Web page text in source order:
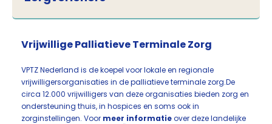
Vrijwillige Palliatieve Terminale Zorg
VPTZ Nederland is de koepel voor lokale en regionale
vrijwilligers­organisaties in de palliatieve terminale zorg.De
circa 12.000 vrijwilligers van deze organisaties bieden zorg en
ondersteuning thuis, in hospices en soms ook in
zorginstellingen. Voor meer informatieover deze landelijke